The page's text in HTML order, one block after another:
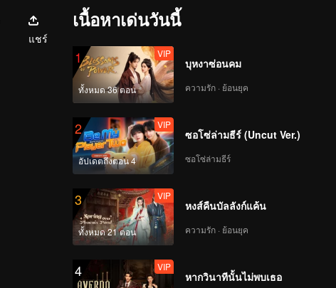
EP8(พาร์ทจบ): แมตช์พอ
ยต์ KSG หมดทางถอย
วิจารณ์การแข่งขัน!
VIP
(รีวิวเกมก่อนหน้า)EP8:
VIP
ราชาแห่งหุบเขา EP8:
หลินโม่แข่งบีบอยกับโจว
ขำเข่าทรุด
แชร์
เนื้อหาเด่นวันนี้
1
ทั้งหมด 36 ตอน
VIP
บุหงาซ่อนคม
ความรัก · ย้อนยุค
2
อัปเดตถึงตอน 4
VIP
ซอโซ่ล่ามธีร์ (Uncut Ver.)
ซอโซ่ล่ามธีร์
3
ทั้งหมด 21 ตอน
VIP
หงส์คืนบัลลังก์แค้น
ความรัก · ย้อนยุค
4 VIP
หากวินาทีนั้นไม่พบเธอ